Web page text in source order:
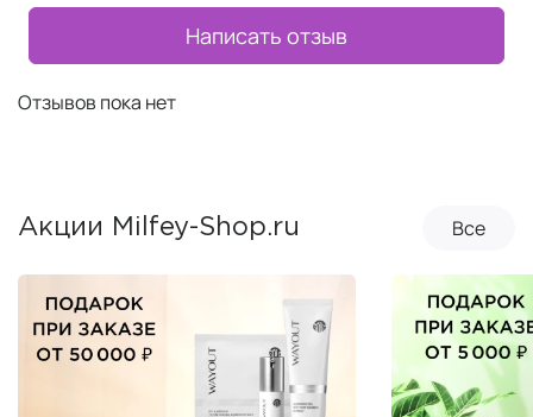
Написать отзыв
Отзывов пока нет
Акции Milfey-Shop.ru Все